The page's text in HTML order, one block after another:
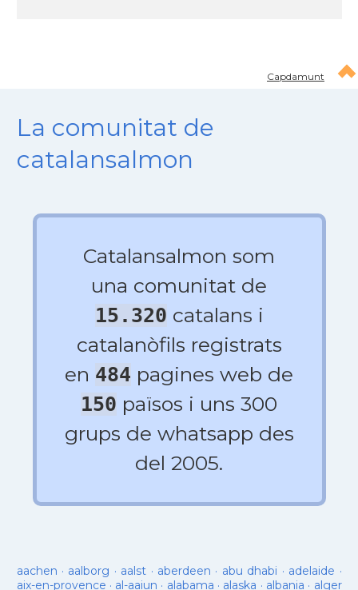
Capdamunt
La comunitat de
catalansalmon
Catalansalmon som
una comunitat de
15.320 catalans i
catalanòfils registrats
en 484 pagines web de
150 països i uns 300
grups de whatsapp des
del 2005.
aachen · aalborg · aalst · aberdeen · abu dhabi · adelaide ·
aix-en-provence · al-aaiun · alabama · alaska · albania · alger